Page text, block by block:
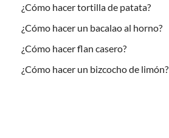
¿Cómo hacer tortilla de patata?
¿Cómo hacer un bacalao al horno?
¿Cómo hacer flan casero?
¿Cómo hacer un bizcocho de limón?